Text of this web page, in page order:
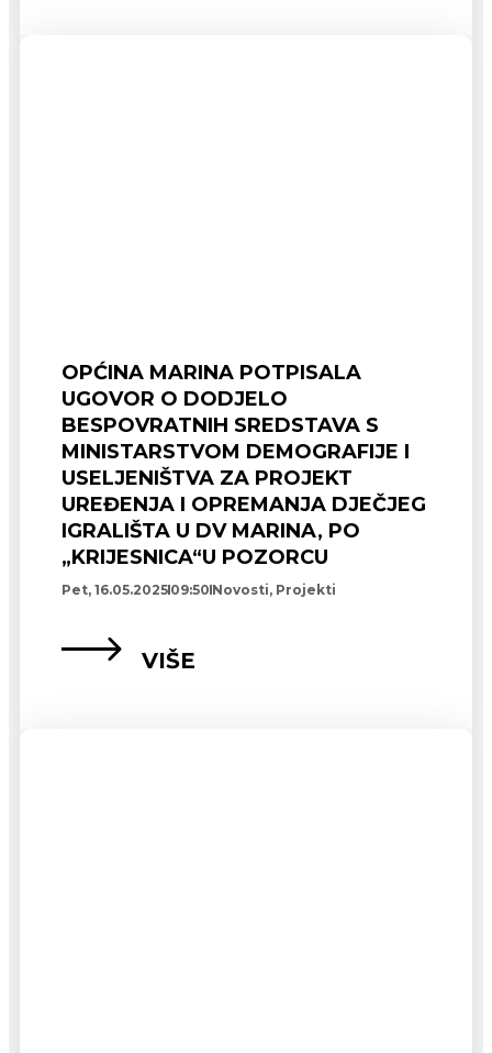
OPĆINA MARINA POTPISALA
UGOVOR O DODJELO
BESPOVRATNIH SREDSTAVA S
MINISTARSTVOM DEMOGRAFIJE I
USELJENIŠTVA ZA PROJEKT
UREĐENJA I OPREMANJA DJEČJEG
IGRALIŠTA U DV MARINA, PO
„KRIJESNICA“U POZORCU
Pet, 16.05.2025 09:50 Novosti, Projekti
VIŠE